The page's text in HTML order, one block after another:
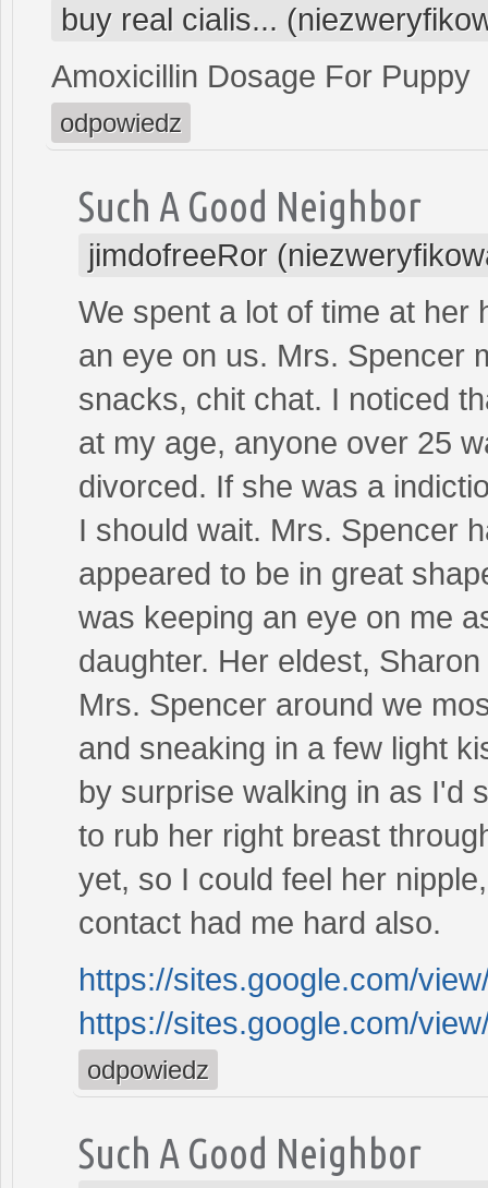
buy real cialis...
Amoxicillin Dosage For Puppy
odpowiedz
Such A Good Neighbor
jimdofreeRor
We spent a lot of time at her
an eye on us. Mrs. Spencer
snacks, chit chat. I noticed
at my age, anyone over 25
divorced. If she was a
I should wait. Mrs. Spencer
appeared to be in great
was keeping an eye on me
daughter. Her eldest,
Mrs. Spencer around we
and sneaking in a few light
by surprise walking in as I'd
to rub her right breast
yet, so I could feel her
contact had me hard also.
https://sites.google.com/
https://sites.google.com/
odpowiedz
Such A Good Neighbor